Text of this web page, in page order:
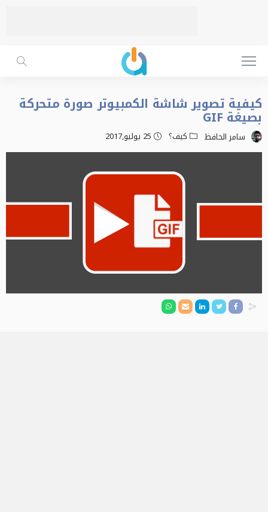
كيفية تصوير شاشة الكمبيوتر صورة متحركة
بصيغة GIF
سامر الحافظ كيف؟ 25 يوليو,2017